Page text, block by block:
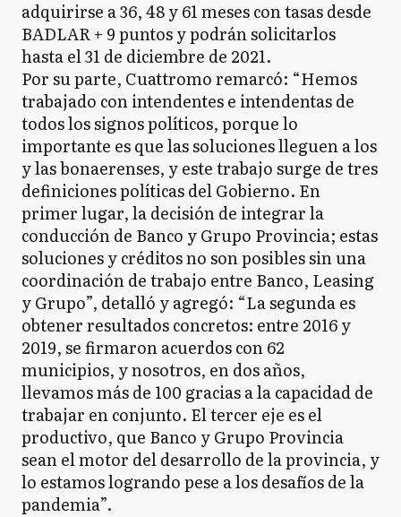
adquirirse a 36, 48 y 61 meses con tasas desde
BADLAR + 9 puntos y podrán solicitarlos
hasta el 31 de diciembre de 2021.
Por su parte, Cuattromo remarcó: “Hemos
trabajado con intendentes e intendentas de
todos los signos políticos, porque lo
importante es que las soluciones lleguen a los
y las bonaerenses, y este trabajo surge de tres
definiciones políticas del Gobierno. En
primer lugar, la decisión de integrar la
conducción de Banco y Grupo Provincia; estas
soluciones y créditos no son posibles sin una
coordinación de trabajo entre Banco, Leasing
y Grupo”, detalló y agregó: “La segunda es
obtener resultados concretos: entre 2016 y
2019, se firmaron acuerdos con 62
municipios, y nosotros, en dos años,
llevamos más de 100 gracias a la capacidad de
trabajar en conjunto. El tercer eje es el
productivo, que Banco y Grupo Provincia
sean el motor del desarrollo de la provincia, y
lo estamos logrando pese a los desafíos de la
pandemia”.